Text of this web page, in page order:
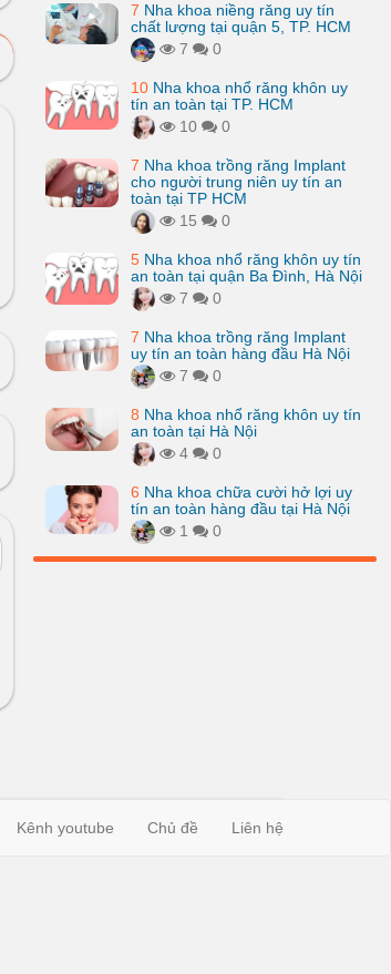
7 Nha khoa niềng răng uy tín
chất lượng tại quận 5, TP. HCM
7
0
10 Nha khoa nhổ răng khôn uy
tín an toàn tại TP. HCM
10
0
7 Nha khoa trồng răng Implant
cho người trung niên uy tín an
toàn tại TP HCM
15
0
5 Nha khoa nhổ răng khôn uy tín
an toàn tại quận Ba Đình, Hà Nội
7
0
7 Nha khoa trồng răng Implant
uy tín an toàn hàng đầu Hà Nội
7
0
8 Nha khoa nhổ răng khôn uy tín
an toàn tại Hà Nội
4
0
6 Nha khoa chữa cười hở lợi uy
tín an toàn hàng đầu tại Hà Nội
1
0
Kênh youtube Chủ đề Liên hệ